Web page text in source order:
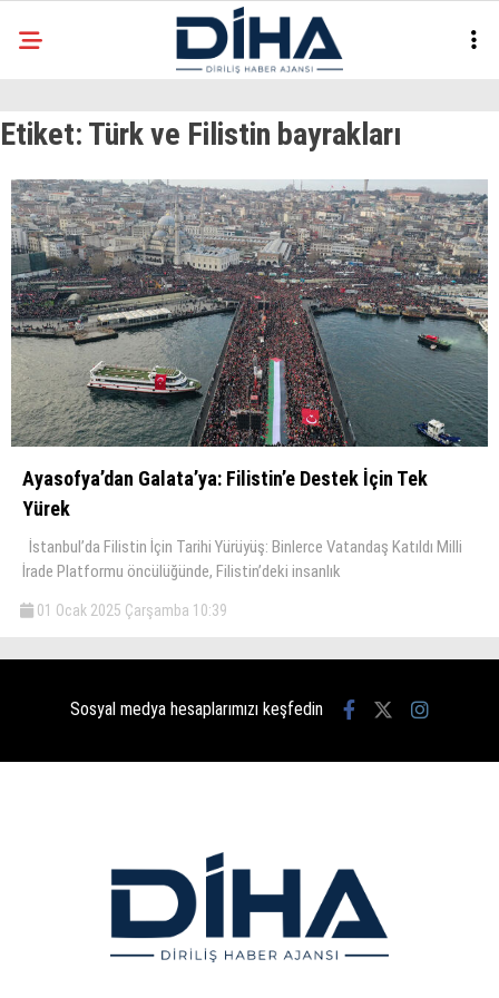
Facebook
Instagram
22.9°
ANKARA
EKONOMI
SIYASET
DÜNYA
SPOR
TEKNOLOJI
Etiket: Türk ve Filistin bayrakları
Ayasofya’dan Galata’ya: Filistin’e Destek İçin Tek
Yürek
İstanbul’da Filistin İçin Tarihi Yürüyüş: Binlerce Vatandaş Katıldı Milli
İrade Platformu öncülüğünde, Filistin’deki insanlık
01 Ocak 2025 Çarşamba 10:39
Sosyal medya hesaplarımızı keşfedin